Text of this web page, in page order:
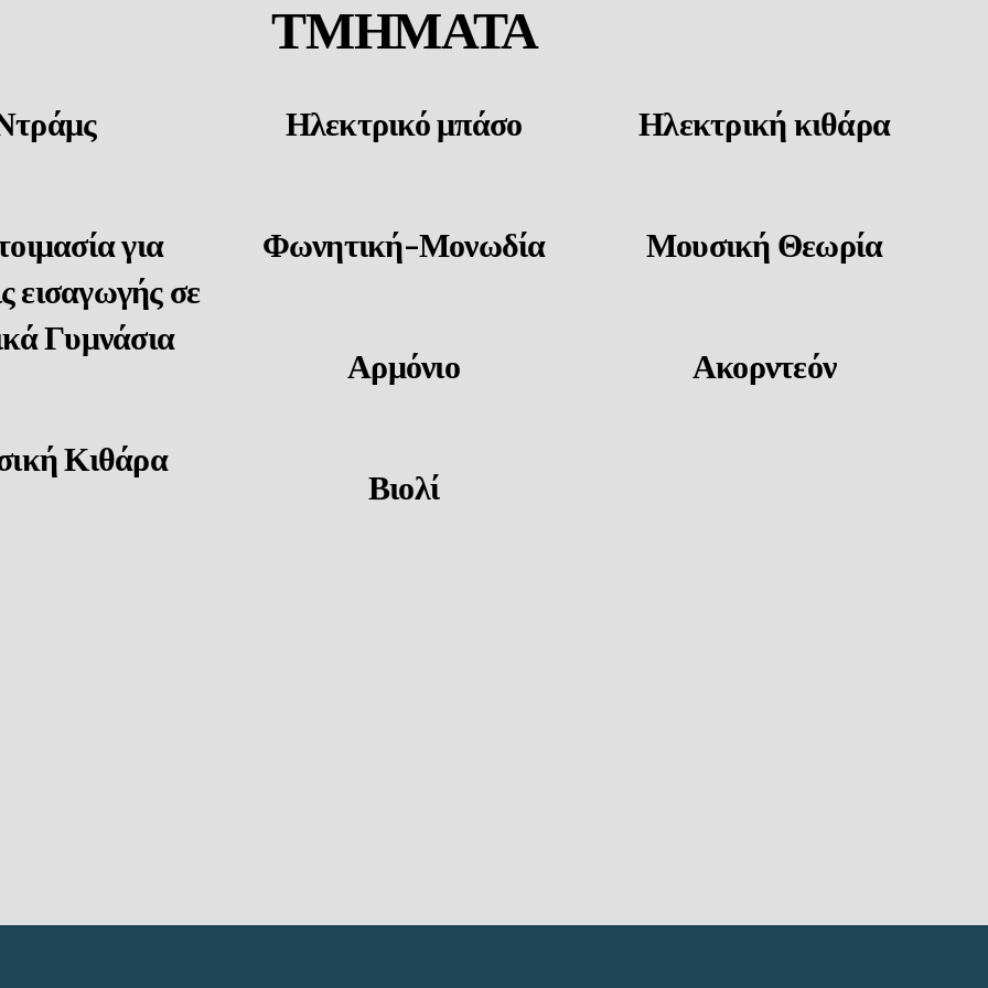
ΤΜΗΜΑΤΑ
Ηλεκτρικό μπάσο Ηλεκτρική κιθάρα
για
εισαγωγής σε
Γυμνάσια
Φωνητική-Μονωδία Μουσική Θεωρία
Αρμόνιο Ακορντεόν
Κιθάρα
Βιολί